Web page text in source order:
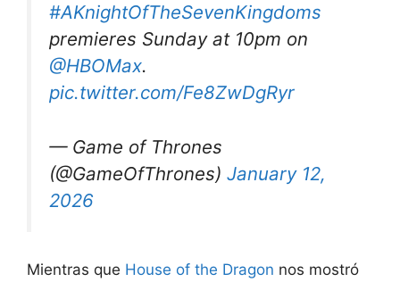
#AKnightOfTheSevenKingdoms
premieres Sunday at 10pm on
@HBOMax.
pic.twitter.com/Fe8ZwDgRyr
— Game of Thrones
(@GameOfThrones) January 12,
2026
Mientras que House of the Dragon nos mostró